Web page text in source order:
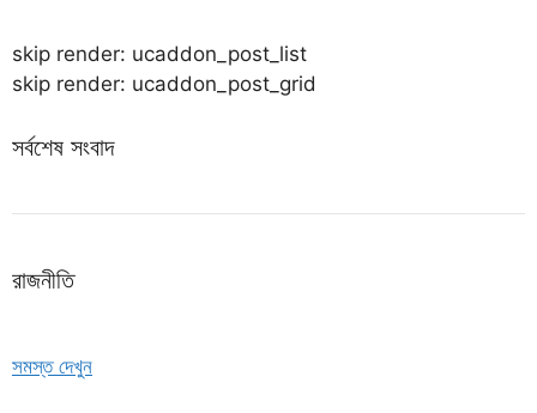
skip render: ucaddon_post_list
skip render: ucaddon_post_grid
সর্বশেষ সংবাদ
রাজনীতি
সমস্ত দেখুন